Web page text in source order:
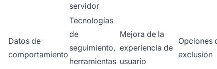
servidor
Datos de
comportamiento
Tecnologías
de
seguimiento,
herramientas
Mejora de la
experiencia de
usuario
Opciones
exclusión